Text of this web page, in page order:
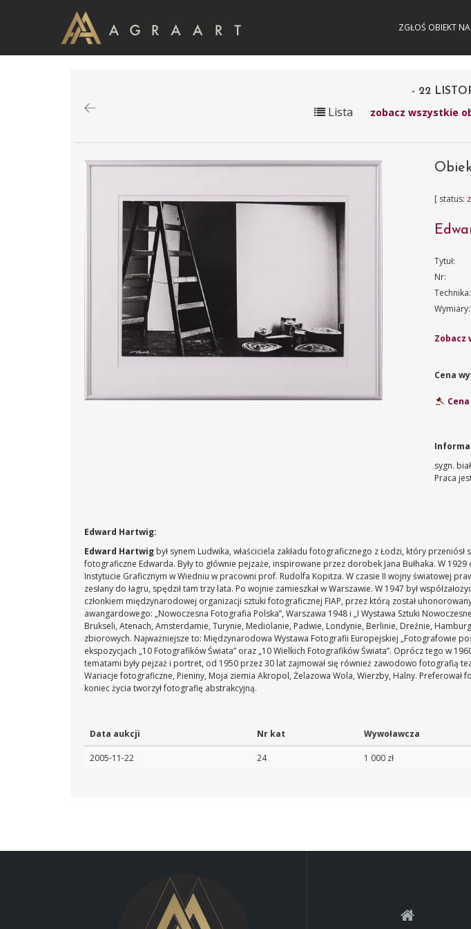
ZGŁOŚ OBIEKT NA
- 22
Lista zobacz wszystkie
[ status:
Tytuł:
Nr:
Technika:
Wymiary:
Zobacz
Cena
sygn.
Praca
Edward Hartwig:
Edward Hartwig był synem Ludwika, właściciela zakładu fotograficznego z Łodzi, który
fotograficzne Edwarda. Były to głównie pejzaże, inspirowane przez dorobek Jana Bułhaka. W
Instytucie Graficznym w Wiedniu w pracowni prof. Rudolfa Kopitza. W czasie II wojny światowej
zesłany do łagru, spędził tam trzy lata. Po wojnie zamieszkał w Warszawie. W 1947 był
członkiem międzynarodowej organizacji sztuki fotograficznej FIAP, przez którą został
awangardowego: „Nowoczesna Fotografia Polska”, Warszawa 1948 i „I Wystawa Sztuki
Brukseli, Atenach, Amsterdamie, Turynie, Mediolanie, Padwie, Londynie, Berlinie, Dreźnie,
zbiorowych. Najważniejsze to: Międzynarodowa Wystawa Fotografii Europejskiej „Fotografowie
ekspozycjach „10 Fotografików Świata” oraz „10 Wielkich Fotografików Świata”. Oprócz tego w
tematami były pejzaż i portret, od 1950 przez 30 lat zajmował się również zawodowo fotografią
Wariacje fotograficzne, Pieniny, Moja ziemia Akropol, Żelazowa Wola, Wierzby, Halny.
koniec życia tworzył fotografię abstrakcyjną.
Data aukcji Nr kat Wywoławcza
2005-11-22 24 1 000 zł